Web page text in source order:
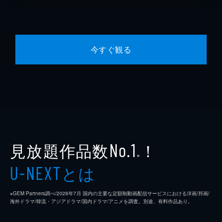
今すぐ観る
見放題作品数No.1 ※ ！
U-NEXTとは
※GEM Partners調べ/2026年7⽉ 国内の主要な定額制動画配信サービスにおける洋画/邦画/
海外ドラマ/韓流・アジアドラマ/国内ドラマ/アニメを調査。別途、有料作品あり。